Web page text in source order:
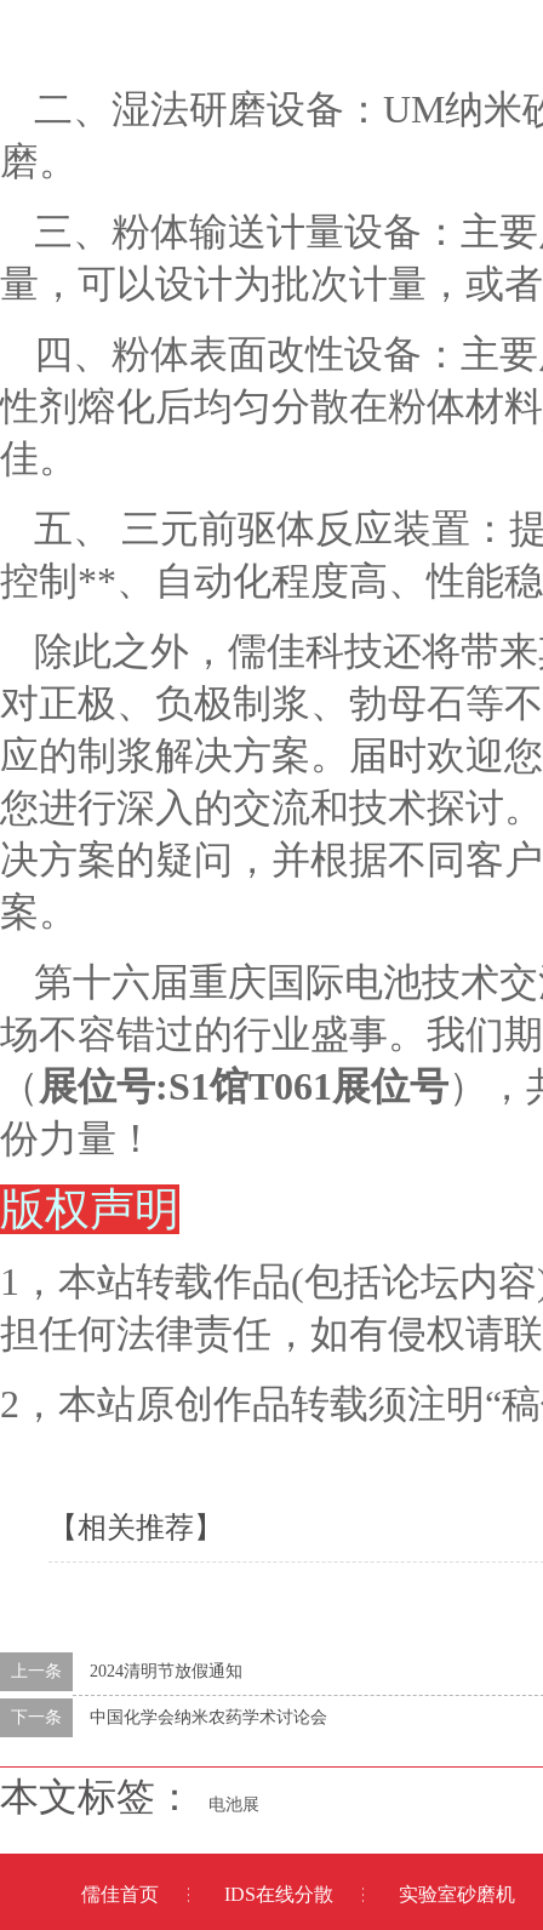
二、湿法研磨设备：UM纳米
磨。
三、粉体输送计量设备：主
量，可以设计为批次计量，或
四、粉体表面改性设备：主
性剂熔化后均匀分散在粉体材
佳。
五、 三元前驱体反应装置：
控制**、自动化程度高、性能
除此之外，儒佳科技还将带
对正极、负极制浆、勃母石等
应的制浆解决方案。届时欢迎
您进行深入的交流和技术探讨
决方案的疑问，并根据不同客
案。
第十六届重庆国际电池技术
场不容错过的行业盛事。我们
（ 展位号:S1馆T061展位号），
份力量！
版权声明
1，本站转载作品(包括论坛内
担任何法律责任，如有侵权请
2，本站原创作品转载须注明“
【相关推荐】
上一条 2024清明节放假通知
下一条 中国化学会纳米农药学术讨论会
本文标签： 电池展
儒佳首页 IDS在线分散 实验室砂磨机